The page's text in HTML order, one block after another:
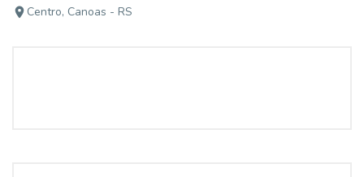
Centro, Canoas - RS